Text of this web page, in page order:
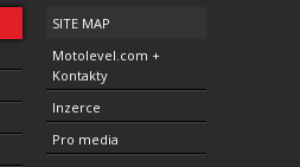
SITE MAP
Motolevel.com +
Kontakty
Inzerce
Pro media